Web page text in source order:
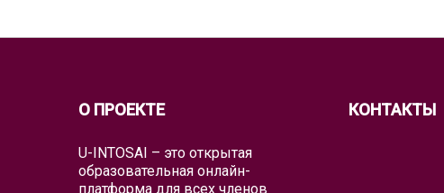
О ПРОЕКТЕ
U-INTOSAI – это открытая
образовательная онлайн-
платформа для всех членов
КОНТАКТЫ